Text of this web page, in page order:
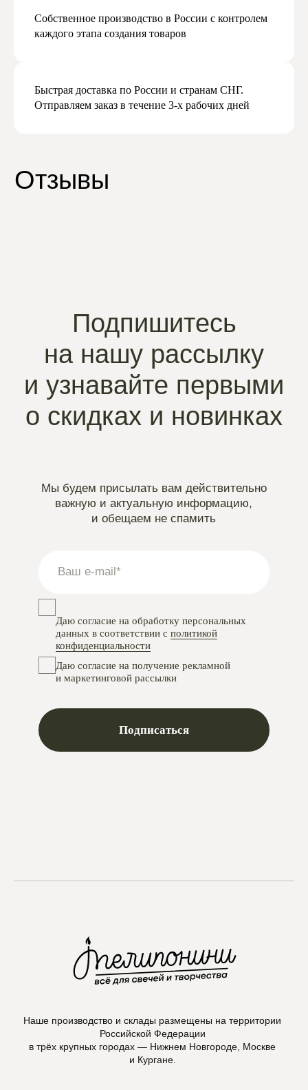
Собственное производство в России с контролем
каждого этапа создания товаров
Быстрая доставка по России и странам СНГ.
Отправляем заказ в течение 3-х рабочих дней
Наше производство и склады размещены на территории
Российской Федерации
в трёх крупных городах — Нижнем Новгороде, Москве
и Кургане.
Instagram